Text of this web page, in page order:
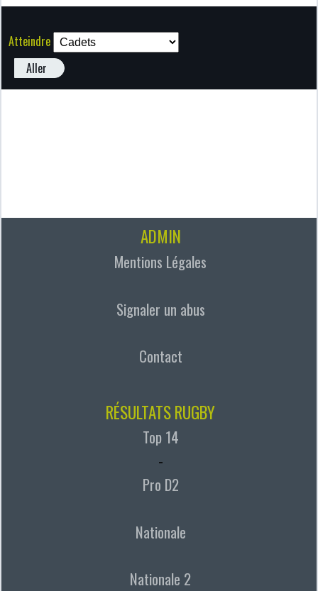
Atteindre
Aller
ADMIN
Mentions Légales
Signaler un abus
Contact
RÉSULTATS RUGBY
Top 14
-
Pro D2
Nationale
Nationale 2